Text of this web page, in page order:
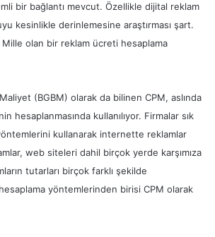
bir bağlantı mevcut. Özellikle dijital reklam
kesinlikle derinlemesine araştırması şart.
Mille olan bir reklam ücreti hesaplama
(BGBM) olarak da bilinen CPM, aslında
hesaplanmasında kullanılıyor. Firmalar sık
kullanarak internette reklamlar
web siteleri dahil birçok yerde karşımıza
tutarları birçok farklı şekilde
yöntemlerinden birisi CPM olarak